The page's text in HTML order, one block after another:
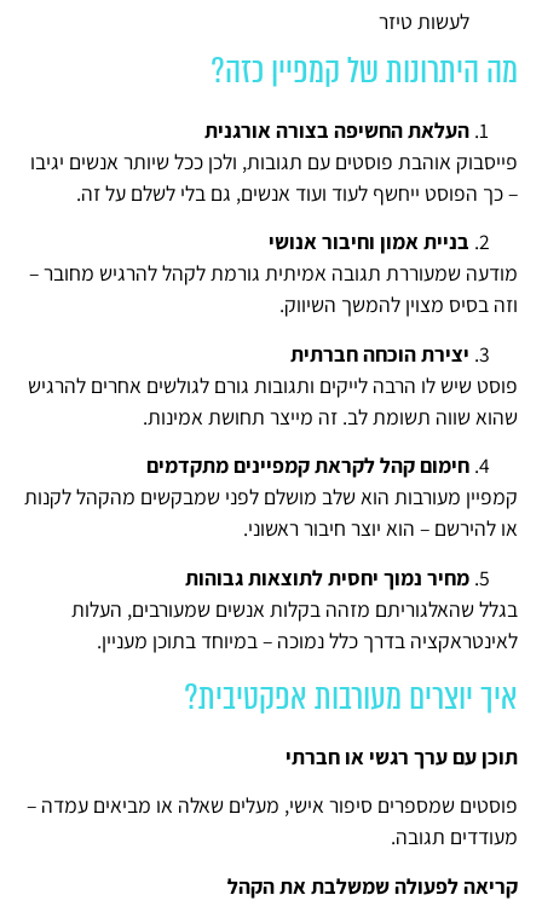
לעשות טיזר
מה היתרונות של קמפיין כזה?
העלאת החשיפה בצורה אורגנית
פייסבוק אוהבת פוסטים עם תגובות, ולכן ככל שיותר אנשים יגיבו
– כך הפוסט ייחשף לעוד ועוד אנשים, גם בלי לשלם על זה.
בניית אמון וחיבור אנושי
מודעה שמעוררת תגובה אמיתית גורמת לקהל להרגיש מחובר –
וזה בסיס מצוין להמשך השיווק.
יצירת הוכחה חברתית
פוסט שיש לו הרבה לייקים ותגובות גורם לגולשים אחרים להרגיש
שהוא שווה תשומת לב. זה מייצר תחושת אמינות.
חימום קהל לקראת קמפיינים מתקדמים
קמפיין מעורבות הוא שלב מושלם לפני שמבקשים מהקהל לקנות
או להירשם – הוא יוצר חיבור ראשוני.
מחיר נמוך יחסית לתוצאות גבוהות
בגלל שהאלגוריתם מזהה בקלות אנשים שמעורבים, העלות
לאינטראקציה בדרך כלל נמוכה – במיוחד בתוכן מעניין.
איך יוצרים מעורבות אפקטיבית?
תוכן עם ערך רגשי או חברתי
פוסטים שמספרים סיפור אישי, מעלים שאלה או מביאים עמדה –
מעודדים תגובה.
קריאה לפעולה שמשלבת את הקהל